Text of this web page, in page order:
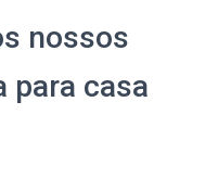
nossos
para casa